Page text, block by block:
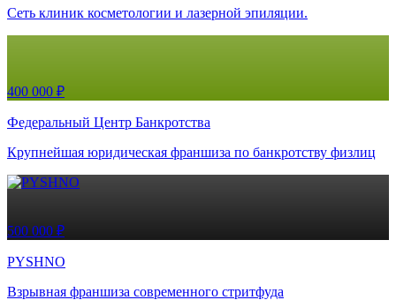
Сеть клиник косметологии и лазерной эпиляции.
400 000 ₽
Федеральный Центр Банкротства
Крупнейшая юридическая франшиза по банкротству физлиц
500 000 ₽
PYSHNO
Взрывная франшиза современного стритфуда